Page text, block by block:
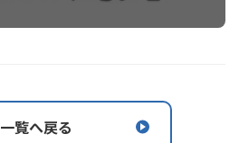
一覧へ戻る